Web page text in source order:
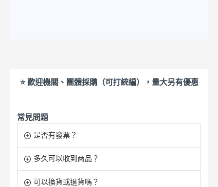
⭐ 歡迎機關、團體採購（可打統編），量大另有優惠
常見問題
是否有發票？
多久可以收到商品？
可以換貨或退貨嗎？